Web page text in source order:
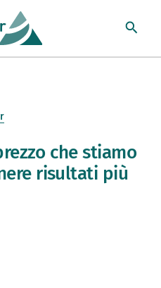
che stiamo
risultati più